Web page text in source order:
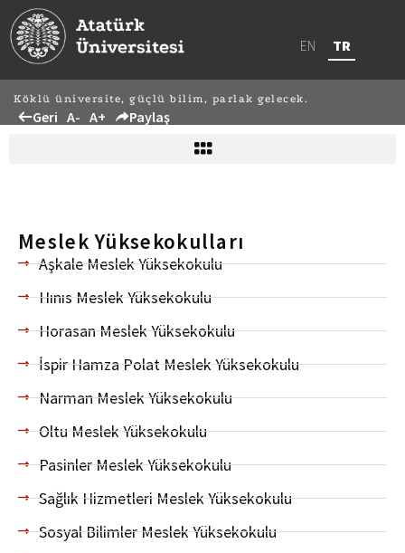
EN TR
Köklü üniversite, güçlü bilim, parlak gelecek.
Geri A- A+ Paylaş
Meslek Yüksekokulları
Aşkale Meslek Yüksekokulu
Hınıs Meslek Yüksekokulu
Horasan Meslek Yüksekokulu
İspir Hamza Polat Meslek Yüksekokulu
Narman Meslek Yüksekokulu
Oltu Meslek Yüksekokulu
Pasinler Meslek Yüksekokulu
Sağlık Hizmetleri Meslek Yüksekokulu
Sosyal Bilimler Meslek Yüksekokulu